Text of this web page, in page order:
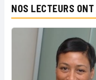
NOS LECTEURS